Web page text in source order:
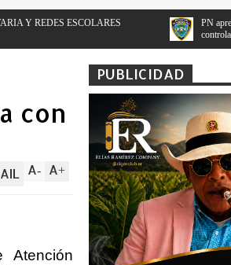
PN apresa hombre con orden de
con
A+
A-
PUBLICIDAD